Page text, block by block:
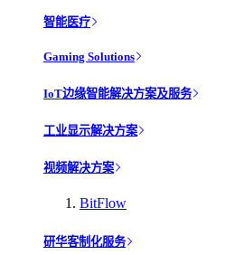
智能医疗
Gaming Solutions
IoT边缘智能解决方案及服务
工业显示解决方案
视频解决方案
BitFlow
研华客制化服务